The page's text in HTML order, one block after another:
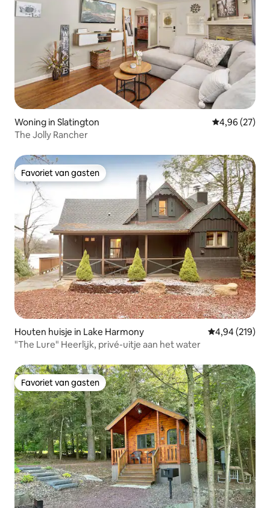
Woning in Slatington Gemiddelde
4,96 (27)
The Jolly Rancher
Favoriet van gasten
Favoriet van gasten
Houten huisje in Lake Harmony Gemiddelde
4,94 (219)
"The Lure" Heerlijk, privé-uitje aan het water
Favoriet van gasten
Favoriet van gasten